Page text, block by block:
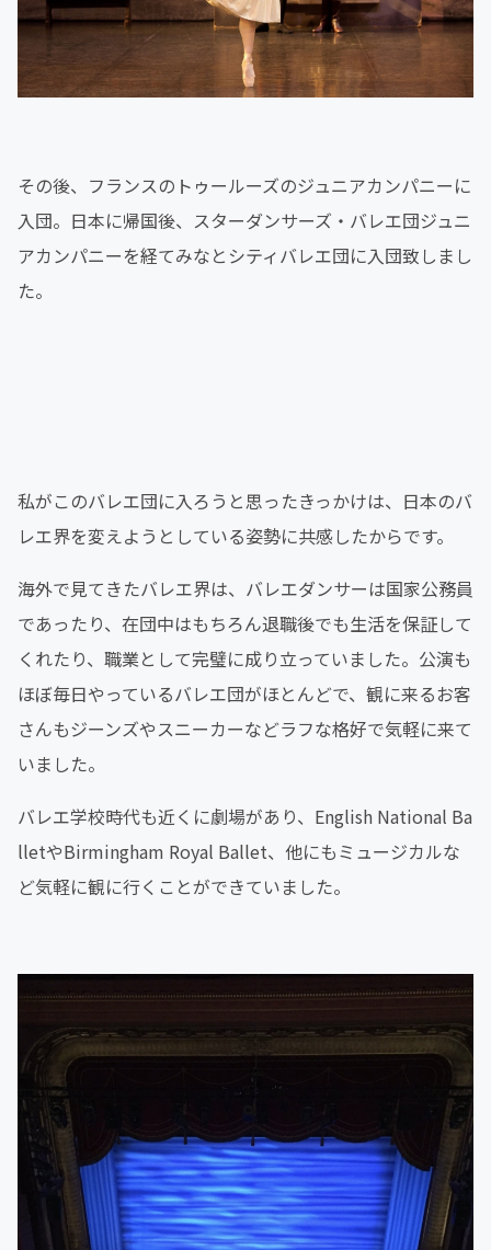
その後、フランスのトゥールーズのジュニアカンパニーに
入団。日本に帰国後、スターダンサーズ・バレエ団ジュニ
アカンパニーを経てみなとシティバレエ団に入団致しまし
た。
私がこのバレエ団に入ろうと思ったきっかけは、日本のバ
レエ界を変えようとしている姿勢に共感したからです。
海外で見てきたバレエ界は、バレエダンサーは国家公務員
であったり、在団中はもちろん退職後でも生活を保証して
くれたり、職業として完璧に成り立っていました。公演も
ほぼ毎日やっているバレエ団がほとんどで、観に来るお客
さんもジーンズやスニーカーなどラフな格好で気軽に来て
いました。
バレエ学校時代も近くに劇場があり、English National Ba
lletやBirmingham Royal Ballet、他にもミュージカルな
ど気軽に観に行くことができていました。